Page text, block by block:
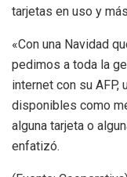
tarjetas en uso y
«Con una Navidad
pedimos a toda la
internet con su
disponibles como
alguna tarjeta o
enfatizó.